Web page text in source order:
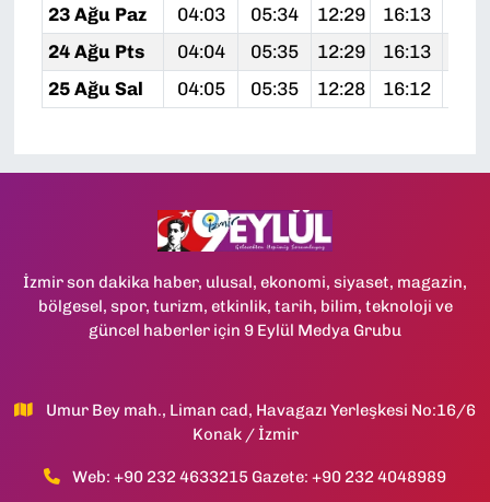
23 Ağu Paz
04:03 05:34 12:29 16:13
24 Ağu Pts
04:04 05:35 12:29 16:13
25 Ağu Sal
04:05 05:35 12:28 16:12
İzmir son dakika haber, ulusal, ekonomi, siyaset, magazin,
bölgesel, spor, turizm, etkinlik, tarih, bilim, teknoloji ve
güncel haberler için 9 Eylül Medya Grubu
Umur Bey mah., Liman cad, Havagazı Yerleşkesi No:16/6
Konak / İzmir
Web: +90 232 4633215 Gazete: +90 232 4048989